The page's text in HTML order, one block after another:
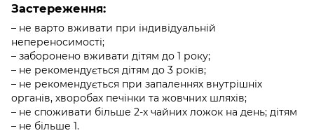
Застереження:
– не варто вживати при індивідуальній
непереносимості;
– заборонено вживати дітям до 1 року;
– не рекомендується дітям до 3 років;
– не рекомендується при запаленнях внутрішніх
органів, хворобах печінки та жовчних шляхів;
– не споживати більше 2-х чайних ложок на день; дітям
– не більше 1.